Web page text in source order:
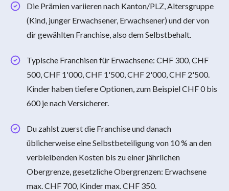
Die Prämien variieren nach Kanton/PLZ, Altersgruppe
(Kind, junger Erwachsener, Erwachsener) und der von
dir gewählten Franchise, also dem Selbstbehalt.
Typische Franchisen für Erwachsene: CHF 300, CHF
500, CHF 1'000, CHF 1'500, CHF 2'000, CHF 2'500.
Kinder haben tiefere Optionen, zum Beispiel CHF 0 bis
600 je nach Versicherer.
Du zahlst zuerst die Franchise und danach
üblicherweise eine Selbstbeteiligung von 10 % an den
verbleibenden Kosten bis zu einer jährlichen
Obergrenze, gesetzliche Obergrenzen: Erwachsene
max. CHF 700, Kinder max. CHF 350.